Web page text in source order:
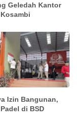
Geledah Kantor
Izin Bangunan,
di BSD